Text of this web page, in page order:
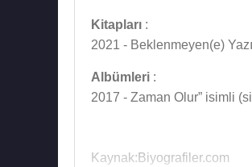
Kitapları :
2021 - Beklenmeyen(e)
Albümleri :
2017 - Zaman Olur” isimli
Kaynak:Biyografiler.com